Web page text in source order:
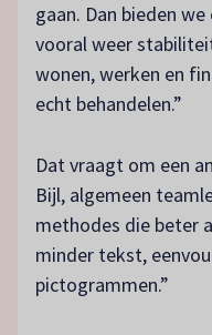
gaan. Dan bieden
vooral weer
wonen, werken en
echt behandelen.”
Dat vraagt om een
Bijl, algemeen
methodes die beter
minder tekst,
pictogrammen.”